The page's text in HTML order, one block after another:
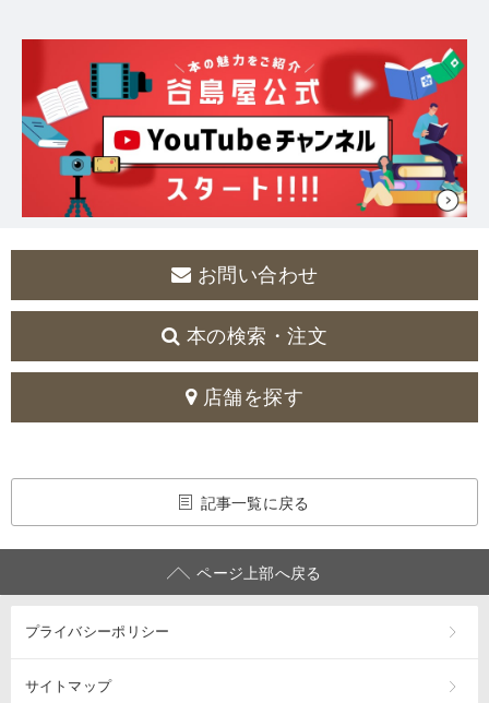
お問い合わせ
本の検索・注文
店舗を探す
記事一覧に戻る
ページ上部へ戻る
プライバシーポリシー
サイトマップ